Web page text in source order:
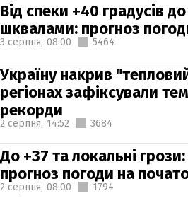
Від спеки +40 градусів до
шквалами: прогноз
3 серпня, 08:00 5464
Україну накрив
регіонах зафіксували
рекорди
2 серпня, 14:52 3684
До +37 та локальні
прогноз погоди на
2 серпня, 08:00 1794